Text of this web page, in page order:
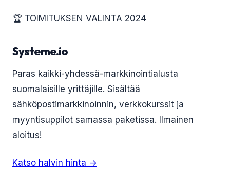
🏆 TOIMITUKSEN VALINTA 2024
Systeme.io
Paras kaikki-yhdessä-markkinointialusta
suomalaisille yrittäjille. Sisältää
sähköpostimarkkinoinnin, verkkokurssit ja
myyntisuppilot samassa paketissa. Ilmainen
aloitus!
Katso halvin hinta →